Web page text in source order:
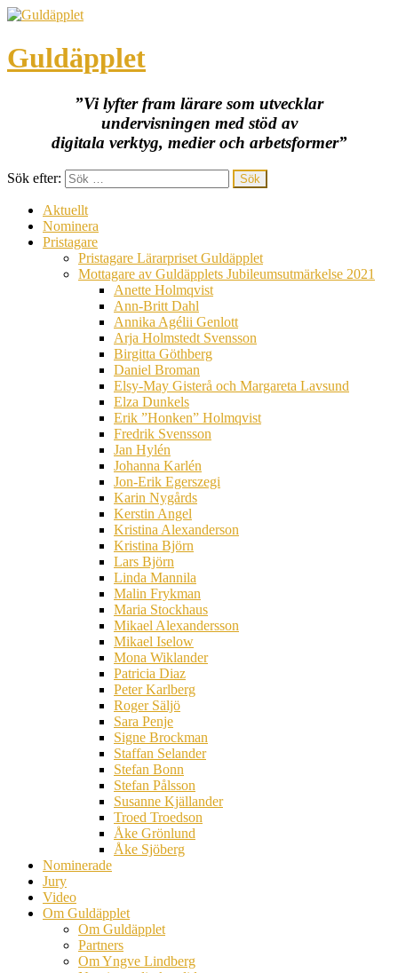
Guldäpplet
”Vi lyfter fram lärare som utvecklar
undervisningen med stöd av
digitala verktyg, medier och arbetsformer”
Sök efter:
Aktuellt
Nominera
Pristagare
Pristagare Lärarpriset Guldäpplet
Mottagare av Guldäpplets Jubileumsutmärkelse 2021
Anette Holmqvist
Ann-Britt Dahl
Annika Agélii Genlott
Arja Holmstedt Svensson
Birgitta Göthberg
Daniel Broman
Elsy-May Gisterå och Margareta Lavsund
Elza Dunkels
Erik ”Honken” Holmqvist
Fredrik Svensson
Jan Hylén
Johanna Karlén
Jon-Erik Egerszegi
Karin Nygårds
Kerstin Angel
Kristina Alexanderson
Kristina Björn
Lars Björn
Linda Mannila
Malin Frykman
Maria Stockhaus
Mikael Alexandersson
Mikael Iselow
Mona Wiklander
Patricia Diaz
Peter Karlberg
Roger Säljö
Sara Penje
Signe Brockman
Staffan Selander
Stefan Bonn
Stefan Pålsson
Susanne Kjällander
Troed Troedson
Åke Grönlund
Åke Sjöberg
Nominerade
Jury
Video
Om Guldäpplet
Om Guldäpplet
Partners
Om Yngve Lindberg